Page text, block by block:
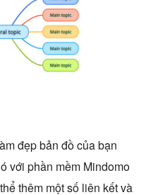
đẹp bản đồ của bạn
với phần mềm Mindomo
thêm một số liên kết và